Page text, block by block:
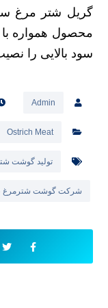
گریل شتر مرغ
محصول همواره
سود بالایی را
Admin
Ostrich Meat
تولید گوشت
شرکت گوشت شترمرغ